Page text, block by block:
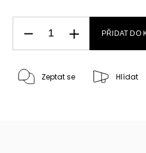
PŘIDAT DO
Zeptat se Hlídat